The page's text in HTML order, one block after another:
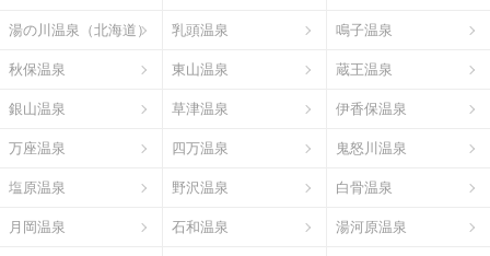
湯の川温泉（北海道） 乳頭温泉 鳴子温泉
秋保温泉 東山温泉 蔵王温泉
銀山温泉 草津温泉 伊香保温泉
万座温泉 四万温泉 鬼怒川温泉
塩原温泉 野沢温泉 白骨温泉
月岡温泉 石和温泉 湯河原温泉